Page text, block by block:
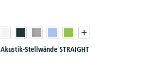
Akustik-Stellwände STRAIGHT